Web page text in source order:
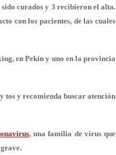
sido curados y 3 recibieron el alta.
con los pacientes, de las cuales
en Pekín y uno en la provincia
tos y recomienda buscar atención
, una familia de virus que
.